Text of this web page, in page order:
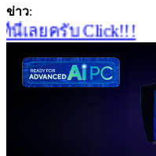
ข่าว:
ลยครับ Click!!!